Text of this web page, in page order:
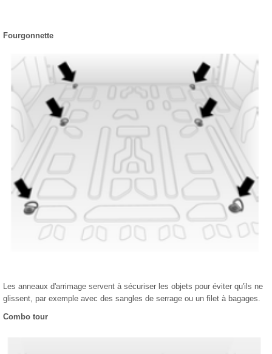
Fourgonnette
Les anneaux d'arrimage servent à sécuriser les objets pour éviter qu'ils ne
glissent, par exemple avec des sangles de serrage ou un filet à bagages.
Combo tour